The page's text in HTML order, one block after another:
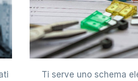
Ti serve uno schema